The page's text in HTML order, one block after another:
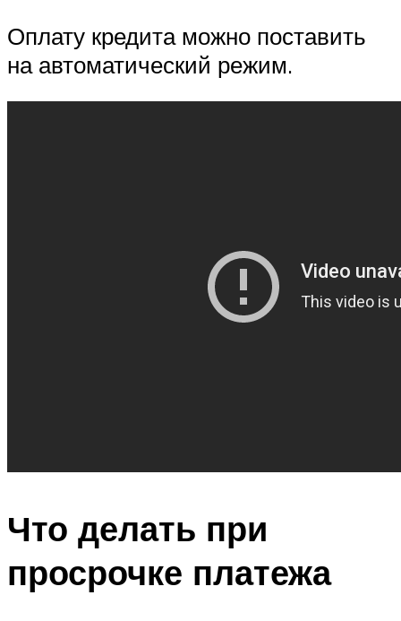
Оплату кредита можно поставить
на автоматический режим.
Что делать при
просрочке платежа